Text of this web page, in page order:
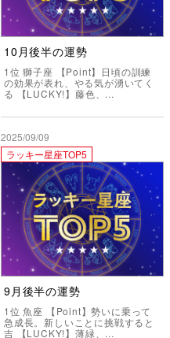
10月後半の運勢
1位 獅子座 【Point】日頃の訓練
の効果が表れ、やる気が湧いてく
る 【LUCKY!】藤色、...
2025/09/09
ラッキー星座TOP5
9月後半の運勢
1位 魚座 【Point】勢いに乗って
急成長。新しいことに挑戦すると
吉 【LUCKY!】薄緑、...